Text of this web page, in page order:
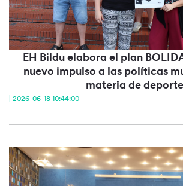
EH Bildu elabora el plan
nuevo impulso a las políticas
materia de deporte
| 2026-06-18 10:44:00